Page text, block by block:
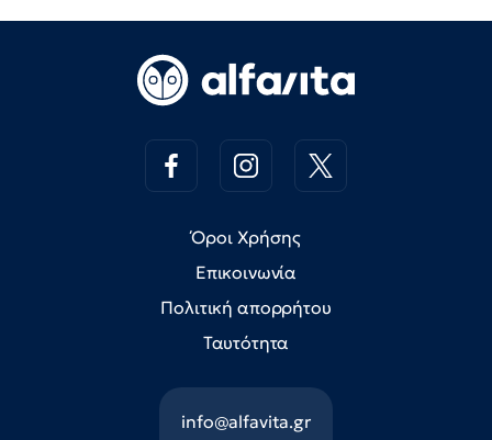
Όροι Χρήσης
Επικοινωνία
Πολιτική απορρήτου
Ταυτότητα
info@alfavita.gr